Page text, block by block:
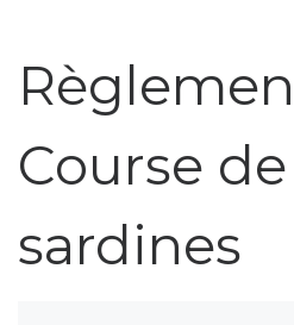
Course
sardines